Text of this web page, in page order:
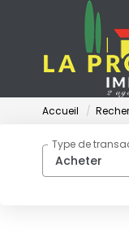
Accueil
Acheter
Type de